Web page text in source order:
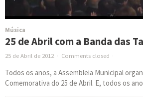
Música
25 de Abril com a Banda das
25 de Abril de 2012 · Comments closed ·
Todos os anos, a Assembleia Municipal
Comemorativa do 25 de Abril. E, todos os